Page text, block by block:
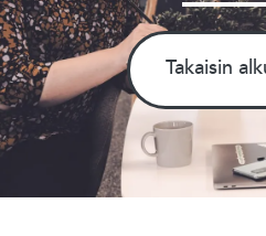
Takaisin